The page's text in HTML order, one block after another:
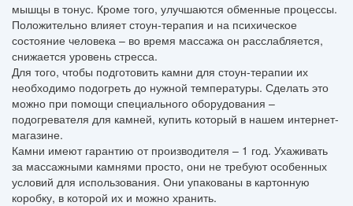
мышцы в тонус. Кроме того, улучшаются обменные процессы.
Положительно влияет стоун-терапия и на психическое
состояние человека – во время массажа он расслабляется,
снижается уровень стресса.
Для того, чтобы подготовить камни для стоун-терапии их
необходимо подогреть до нужной температуры. Сделать это
можно при помощи специального оборудования –
подогревателя для камней, купить который в нашем интернет-
магазине.
Камни имеют гарантию от производителя – 1 год. Ухаживать
за массажными камнями просто, они не требуют особенных
условий для использования. Они упакованы в картонную
коробку, в которой их и можно хранить.